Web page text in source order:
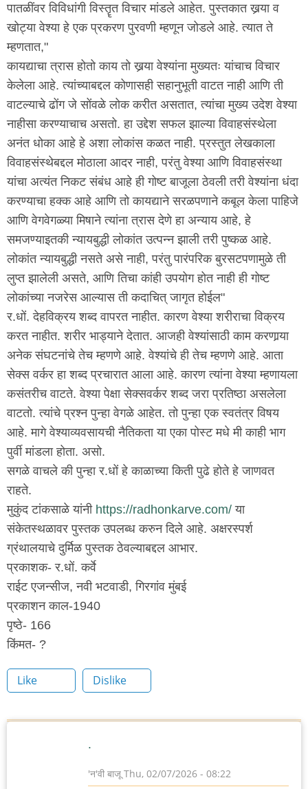
पातळींवर विविधांगी विस्तॄत विचार मांडले आहेत. पुस्तकात खर्‍या व
खोट्या वेश्या हे एक प्रकरण पुरवणी म्हणून जोडले आहे. त्यात ते
म्हणतात,"
कायद्याचा त्रास होतो काय तो खर्‍या वेश्यांना मुख्यतः यांचाच विचार
केलेला आहे. त्यांच्याबद्दल कोणासही सहानुभूती वाटत नाही आणि ती
वाटल्याचे ढोंग जे सोंवळे लोक करीत असतात, त्यांचा मुख्य उदेश वेश्या
नाहीसा करण्याचाच असतो. हा उद्देश सफल झाल्या विवाहसंस्थेला
अनंत धोका आहे हे अशा लोकांस कळत नाही. प्रस्तुत लेखकाला
विवाहसंस्थेबद्दल मोठाला आदर नाही, परंतु वेश्या आणि विवाहसंस्था
यांचा अत्यंत निकट संबंध आहे ही गोष्ट बाजूला ठेवली तरी वेश्यांना धंदा
करण्याचा हक्क आहे आणि तो कायद्याने सरळपणाने कबूल केला पाहिजे
आणि वेगवेगळ्या मिषाने त्यांना त्रास देणे हा अन्याय आहे, हे
समजण्याइतकी न्यायबुद्धी लोकांत उत्पन्न झाली तरी पुष्कळ आहे.
लोकांत न्यायबुद्धी नसते असे नाही, परंतु पारंपरिक बुरसटपणामुळे ती
लुप्त झालेली असते, आणि तिचा कांही उपयोग होत नाही ही गोष्ट
लोकांच्या नजरेस आल्यास ती कदाचित् जागृत होईल"
र.धों. देहविक्रय शब्द वापरत नाहीत. कारण वेश्या शरीराचा विक्रय
करत नाहीत. शरीर भाड्याने देतात. आजही वेश्यांसाठी काम करणार्‍या
अनेक संघटनांचे तेच म्हणणे आहे. वेश्यांचे ही तेच म्हणणे आहे. आता
सेक्स वर्कर हा शब्द प्रचारात आला आहे. कारण त्यांना वेश्या म्हणायला
कसंतरीच वाटते. वेश्या पेक्षा सेक्सवर्कर शब्द जरा प्रतिष्ठा असलेला
वाटतो. त्यांचे प्रश्न पुन्हा वेगळे आहेत. तो पुन्हा एक स्वतंत्र विषय
आहे. मागे वेश्याव्यवसायची नैतिकता या एका पोस्ट मधे मी काही भाग
पुर्वी मांडला होता. असो.
सगळे वाचले की पुन्हा र.धों हे काळाच्या किती पुढे होते हे जाणवत
राहते.
मुकुंद टांकसाळे यांनी https://radhonkarve.com/ या
संकेतस्थळावर पुस्तक उपलब्ध करुन दिले आहे. अक्षरस्पर्श
ग्रंथालयाचे दुर्मिळ पुस्तक ठेवल्याबद्दल आभार.
प्रकाशक- र.धों. कर्वे
राईट एजन्सीज, नवी भटवाडी, गिरगांव मुंबई
प्रकाशन काल-1940
पृष्ठे- 166
किंमत- ?
Like Dislike
.
'न'वी बाजू Thu, 02/07/2026 - 08:22